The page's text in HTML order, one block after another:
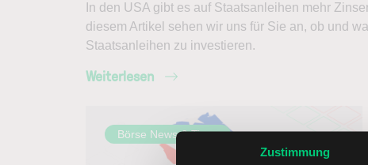
Zustimmung
In den USA gibt es auf Staatsanleihen mehr
diesem Artikel sehen wir uns für Sie an, ob und
Staatsanleihen zu investieren.
Weiterlesen
Börse News & Tipps